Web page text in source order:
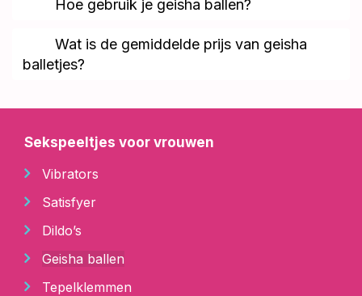
Hoe gebruik je geisha ballen?
Wat is de gemiddelde prijs van geisha
balletjes?
Sekspeeltjes voor vrouwen
Vibrators
Satisfyer
Dildo’s
Geisha ballen
Tepelklemmen